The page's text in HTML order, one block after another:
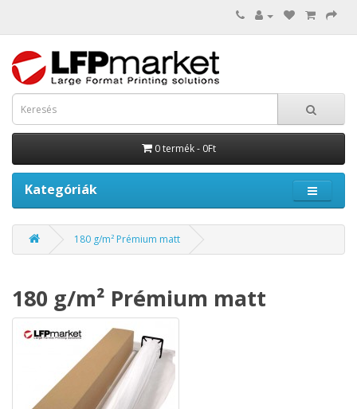
0 termék - 0Ft
Kategóriák
180 g/m² Prémium matt
180 g/m² Prémium matt